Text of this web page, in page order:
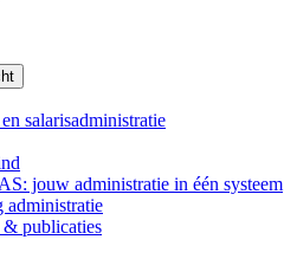
salarisadministratie
jouw administratie in één systeem
administratie
publicaties